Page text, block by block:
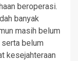
beroperasi.
banyak
masih belum
belum
kesejahteraan